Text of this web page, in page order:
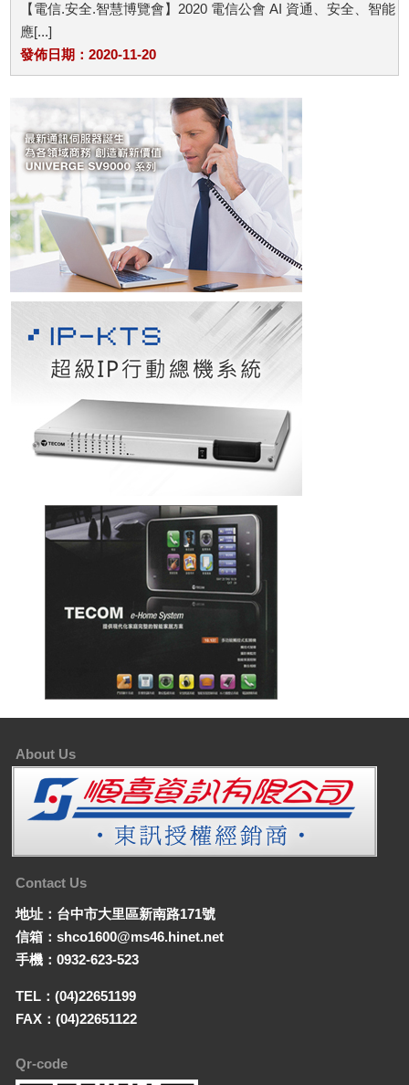
【電信.安全.智慧博覽會】2020 電信公會 AI 資通、安全、智能
應[...]
發佈日期：2020-11-20
About Us
Contact Us
地址：台中市大里區新南路171號
信箱：shco1600@ms46.hinet.net
手機：0932-623-523
TEL：(04)22651199
FAX：(04)22651122
Qr-code